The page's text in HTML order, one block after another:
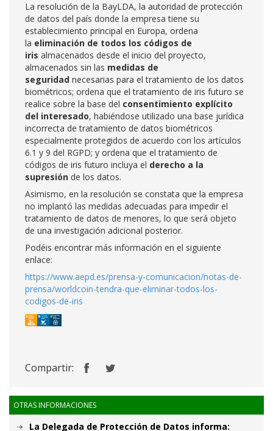
La resolución de la BayLDA, la autoridad de protección
de datos del país donde la empresa tiene su
establecimiento principal en Europa, ordena
la eliminación de todos los códigos de
iris almacenados desde el inicio del proyecto,
almacenados sin las medidas de
seguridad necesarias para el tratamiento de los datos
biométricos; ordena que el tratamiento de iris futuro se
realice sobre la base del consentimiento explícito
del interesado, habiéndose utilizado una base jurídica
incorrecta de tratamiento de datos biométricos
especialmente protegidos de acuerdo con los artículos
6.1 y 9 del RGPD; y ordena que el tratamiento de
códigos de iris futuro incluya el derecho a la
supresión de los datos.
Asimismo, en la resolución se constata que la empresa
no implantó las medidas adecuadas para impedir el
tratamiento de datos de menores, lo que será objeto
de una investigación adicional posterior.
Podéis encontrar más información en el siguiente
enlace:
https://www.aepd.es/prensa-y-comunicacion/notas-de-
prensa/worldcoin-tendra-que-eliminar-todos-los-
codigos-de-iris
Compartir:
OTRAS INFORMACIONES
La Delegada de Protección de Datos informa: